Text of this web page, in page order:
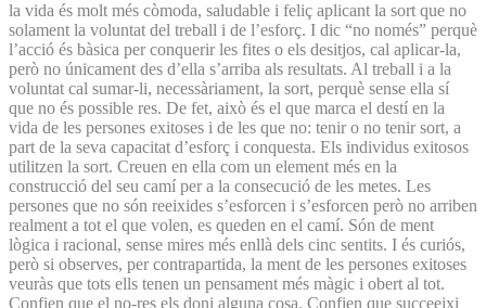
la vida és molt més còmoda, saludable i feliç aplicant la sort que no
solament la voluntat del treball i de l’esforç. I dic “no només” perquè
l’acció és bàsica per conquerir les fites o els desitjos, cal aplicar-la,
però no únicament des d’ella s’arriba als resultats. Al treball i a la
voluntat cal sumar-li, necessàriament, la sort, perquè sense ella sí
que no és possible res. De fet, això és el que marca el destí en la
vida de les persones exitoses i de les que no: tenir o no tenir sort, a
part de la seva capacitat d’esforç i conquesta. Els individus exitosos
utilitzen la sort. Creuen en ella com un element més en la
construcció del seu camí per a la consecució de les metes. Les
persones que no són reeixides s’esforcen i s’esforcen però no arriben
realment a tot el que volen, es queden en el camí. Són de ment
lògica i racional, sense mires més enllà dels cinc sentits. I és curiós,
però si observes, per contrapartida, la ment de les persones exitoses
veuràs que tots ells tenen un pensament més màgic i obert al tot.
Confien que el no-res els doni alguna cosa. Confien que succeeixi